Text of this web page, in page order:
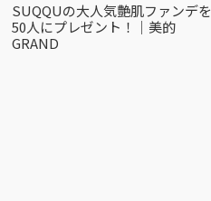
SUQQUの大人気艶肌ファンデを
50人にプレゼント！｜美的
GRAND